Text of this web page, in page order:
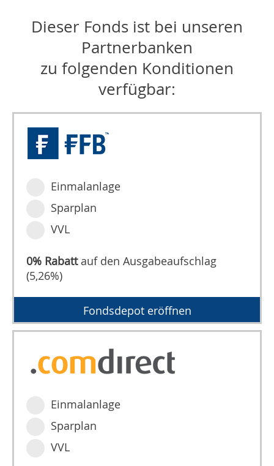
Dieser Fonds ist bei unseren
Partnerbanken
zu folgenden Konditionen
verfügbar:
Einmalanlage
Sparplan
VVL
0% Rabattauf den Ausgabeaufschlag
(5,26%)
Fondsdepot eröffnen
Einmalanlage
Sparplan
VVL